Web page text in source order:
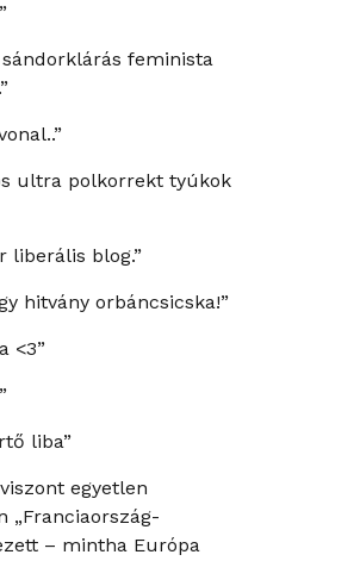
feminista
ultra polkorrekt tyúkok
liberális blog.”
hitvány orbáncsicska!”
<3”
liba”
egyetlen
„Franciaország-
– mintha Európa